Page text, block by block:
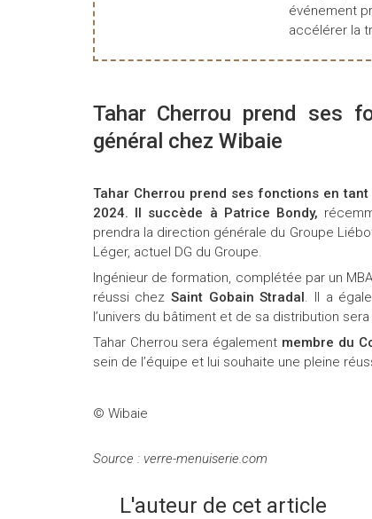
événement
accélérer la
Tahar Cherrou prend ses
général chez Wibaie
Tahar Cherrou prend ses fonctions en
2024. Il succède à Patrice Bondy,
prendra la direction générale du Groupe
Léger, actuel DG du Groupe.
Ingénieur de formation, complétée par un
réussi chez Saint Gobain Stradal. Il a
l’univers du bâtiment et de sa distribution
Tahar Cherrou sera également membre du
sein de l’équipe et lui souhaite une pleine
© Wibaie
Source : verre-menuiserie.com
L'auteur de cet article